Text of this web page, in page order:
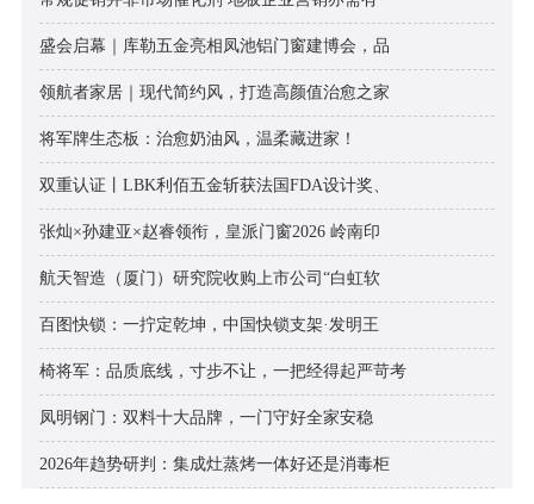
盛会启幕｜库勒五金亮相凤池铝门窗建博会，品
领航者家居｜现代简约风，打造高颜值治愈之家
将军牌生态板：治愈奶油风，温柔藏进家！
双重认证丨LBK利佰五金斩获法国FDA设计奖、
张灿×孙建亚×赵睿领衔，皇派门窗2026 岭南印
航天智造（厦门）研究院收购上市公司“白虹软
百图快锁：一拧定乾坤，中国快锁支架·发明王
椅将军：品质底线，寸步不让，一把经得起严苛考
凤明钢门：双料十大品牌，一门守好全家安稳
2026年趋势研判：集成灶蒸烤一体好还是消毒柜